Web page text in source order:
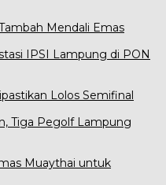
Mendali Emas
IPSI Lampung di PON
Lolos Semifinal
Tiga Pegolf Lampung
Muaythai untuk